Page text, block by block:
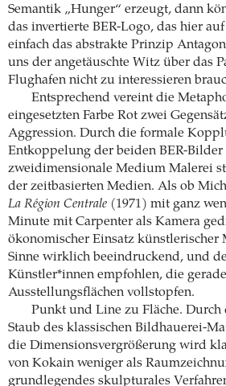
Semantik „Hunger“ erzeugt, dann
das invertierte BER-Logo, das hier
einfach das abstrakte Prinzip
uns der angetäuschte Witz über das
Flughafen nicht zu interessieren
Entsprechend vereint die
eingesetzten Farbe Rot zwei
Aggression. Durch die formale
Entkoppelung der beiden BER-
zweidimensionale Medium Malerei
der zeitbasierten Medien. Als ob
La Région Centrale (1971) mit ganz
Minute mit Carpenter als Kamera
ökonomischer Einsatz künstlerischer
Sinne wirklich beeindruckend, und
Künstler*innen empfohlen, die
Ausstellungsflächen vollstopfen.
Punkt und Line zu Fläche. Durch
Staub des klassischen Bildhauerei-
die Dimensionsvergrößerung wird
von Kokain weniger als
grundlegendes skulpturales